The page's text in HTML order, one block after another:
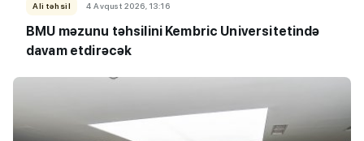
Ali təhsil 4 Avqust 2026, 13:16
BMU məzunu təhsilini Kembric Universitetində
davam etdirəcək